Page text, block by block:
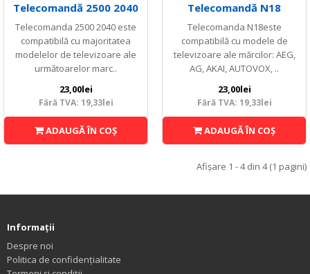
Telecomandă 2500 2040
Telecomanda 2500 2040 este
compatibilă cu majoritatea
modelelor de televizoare ale
următoarelor marc..
23,00lei
Fără TVA: 19,33lei
ADAUGĂ ÎN COŞ
Telecomandă N18
Telecomanda N18este
compatibilă cu modele de
televizoare ale mărcilor: AEG,
AG, AKAI, AUTOVOX, ..
23,00lei
Fără TVA: 19,33lei
ADAUGĂ ÎN COŞ
Afişare 1 - 4 din 4 (1 pagini)
Informaţii
Despre noi
Politica de confidențialitate